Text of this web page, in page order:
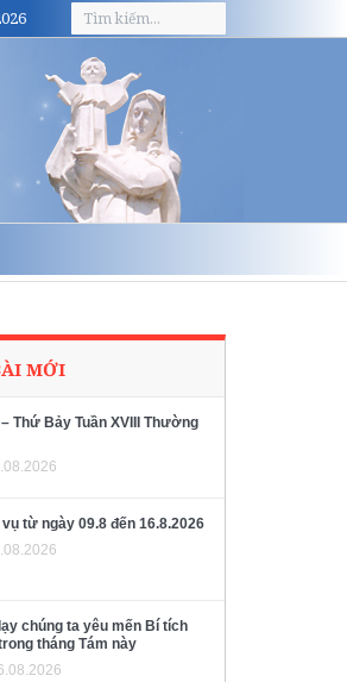
MỚI
Thứ Bảy Tuần XVIII Thường
vụ từ ngày 09.8 đến 16.8.2026
chúng ta yêu mến Bí tích
tháng Tám này